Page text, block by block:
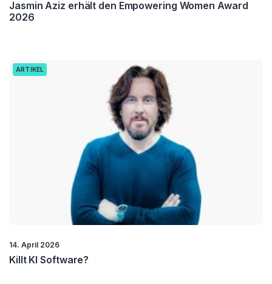
Jasmin Aziz erhält den Empowering Women Award
2026
ARTIKEL
14. April 2026
Killt KI Software?